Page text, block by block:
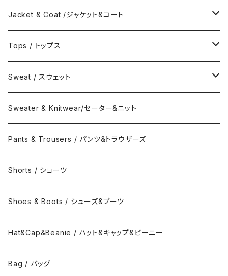
Jacket & Coat /ジャケット&コート
Jacket / ジャケット
Coat / コート
Tops / トップス
Shirts / シャツ
Collar Long Shirt / 襟付き長袖シャツ
Collar Short Shirt / 襟付き半袖シャツ
T-Shirts / Tシャツ
Long Sleeve Tee / 長袖Tシャツ
Short Sleeve Tee / 半袖Tシャツ
Sweat / スウェット
Crew Neck Sweat /クルーネックスウェット
Turtle Neck Sweat/タートルネックスウェット
Hood Sweat / フードスウェット
Sweater & Knitwear/セーター&ニット
Pants & Trousers / パンツ&トラウザーズ
Shorts / ショーツ
Shoes & Boots / シューズ&ブーツ
Hat&Cap&Beanie / ハット&キャップ&ビーニー
Bag / バッグ